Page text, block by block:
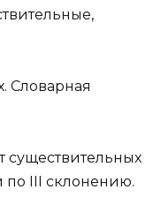
Словарная
существительных
по III склонению.